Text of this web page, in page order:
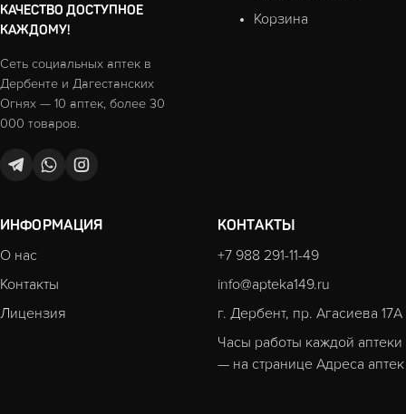
КАЧЕСТВО ДОСТУПНОЕ
КАЖДОМУ!
Сеть социальных аптек в
Дербенте и Дагестанских
Огнях — 10 аптек, более 30
000 товаров.
Корзина
ИНФОРМАЦИЯ
О нас
Контакты
Лицензия
КОНТАКТЫ
+7 988 291-11-49
info@apteka149.ru
г. Дербент, пр. Агасиева 17А
Часы работы каждой аптеки
— на странице Адреса аптек